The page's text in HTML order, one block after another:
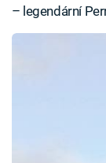
– legendární